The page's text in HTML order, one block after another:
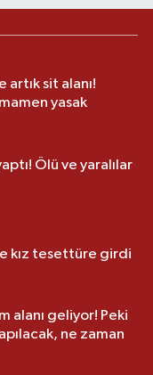
sit alanı!
yasak
Ölü ve yaralılar
kız tesettüre girdi
alanı geliyor! Peki
ne zaman